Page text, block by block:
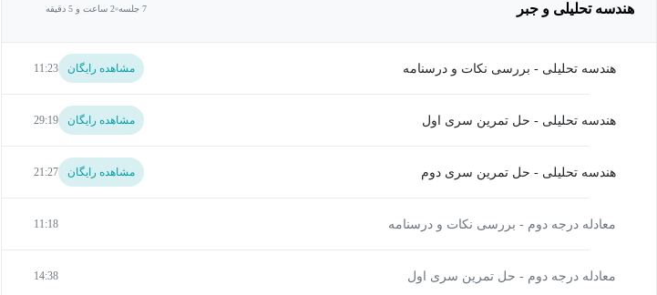
هندسه تحلیلی و جبر 7 جلسه 2 ساعت و 5 دقیقه
هندسه تحلیلی - بررسی نکات و درسنامه مشاهده رایگان 11:23
هندسه تحلیلی - حل تمرین سری اول مشاهده رایگان 29:19
هندسه تحلیلی - حل تمرین سری دوم مشاهده رایگان 21:27
معادله درجه دوم - بررسی نکات و درسنامه 11:18
معادله درجه دوم - حل تمرین سری اول 14:38